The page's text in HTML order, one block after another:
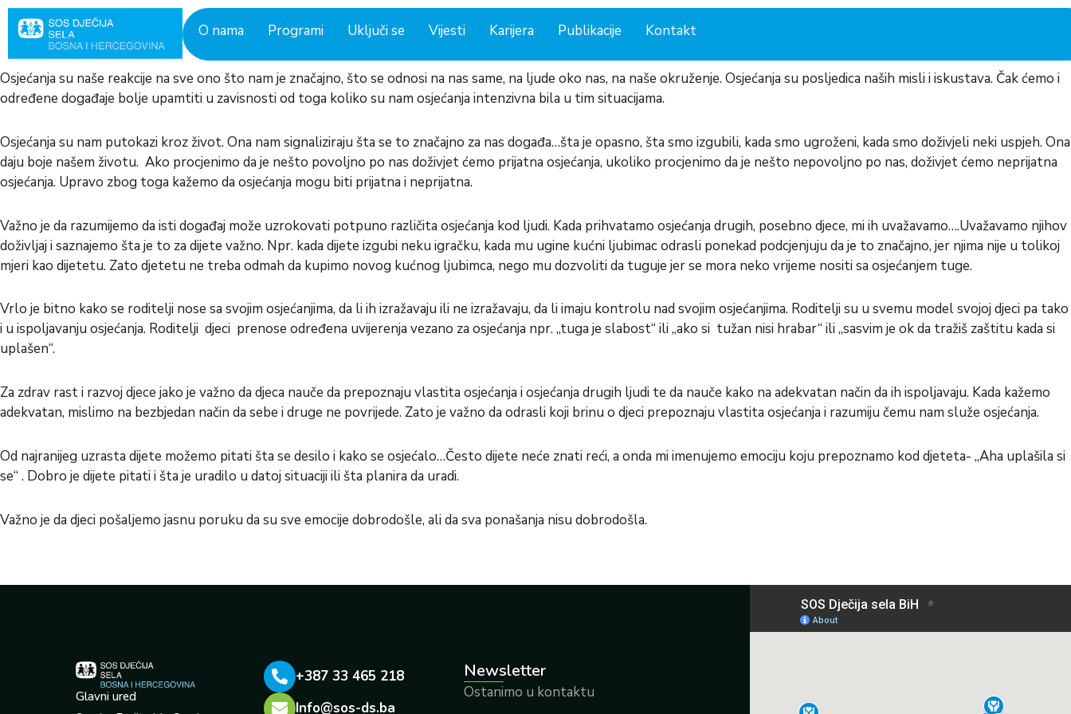
Skip
content
O nama Programi Uključi se Vijesti Karijera Publikacije Kontakt
Osjećanja su naše reakcije na sve ono što nam je značajno, što se odnosi na nas same, na ljude oko nas, na naše okruženje. Osjećanja su posljedica naših misli i iskustava. Čak ćemo i
određene događaje bolje upamtiti u zavisnosti od toga koliko su nam osjećanja intenzivna bila u tim situacijama.
Osjećanja su nam putokazi kroz život. Ona nam signaliziraju šta se to značajno za nas događa…šta je opasno, šta smo izgubili, kada smo ugroženi, kada smo doživjeli neki uspjeh. Ona
daju boje našem životu. Ako procjenimo da je nešto povoljno po nas doživjet ćemo prijatna osjećanja, ukoliko procjenimo da je nešto nepovoljno po nas, doživjet ćemo neprijatna
osjećanja. Upravo zbog toga kažemo da osjećanja mogu biti prijatna i neprijatna.
Važno je da razumijemo da isti događaj može uzrokovati potpuno različita osjećanja kod ljudi. Kada prihvatamo osjećanja drugih, posebno djece, mi ih uvažavamo….Uvažavamo njihov
doživljaj i saznajemo šta je to za dijete važno. Npr. kada dijete izgubi neku igračku, kada mu ugine kućni ljubimac odrasli ponekad podcjenjuju da je to značajno, jer njima nije u tolikoj
mjeri kao dijetetu. Zato djetetu ne treba odmah da kupimo novog kućnog ljubimca, nego mu dozvoliti da tuguje jer se mora neko vrijeme nositi sa osjećanjem tuge.
Vrlo je bitno kako se roditelji nose sa svojim osjećanjima, da li ih izražavaju ili ne izražavaju, da li imaju kontrolu nad svojim osjećanjima. Roditelji su u svemu model svojoj djeci pa tako
i u ispoljavanju osjećanja. Roditelji djeci prenose određena uvijerenja vezano za osjećanja npr. „tuga je slabost“ ili „ako si tužan nisi hrabar“ ili „sasvim je ok da tražiš zaštitu kada si
uplašen“.
Za zdrav rast i razvoj djece jako je važno da djeca nauče da prepoznaju vlastita osjećanja i osjećanja drugih ljudi te da nauče kako na adekvatan način da ih ispoljavaju. Kada kažemo
adekvatan, mislimo na bezbjedan način da sebe i druge ne povrijede. Zato je važno da odrasli koji brinu o djeci prepoznaju vlastita osjećanja i razumiju čemu nam služe osjećanja.
Od najranijeg uzrasta dijete možemo pitati šta se desilo i kako se osjećalo…Često dijete neće znati reći, a onda mi imenujemo emociju koju prepoznamo kod djeteta- „Aha uplašila si
se“ . Dobro je dijete pitati i šta je uradilo u datoj situaciji ili šta planira da uradi.
Važno je da djeci pošaljemo jasnu poruku da su sve emocije dobrodošle, ali da sva ponašanja nisu dobrodošla.
Glavni ured
+387 33 465 218
Info@sos-ds.ba
Newsletter
Ostanimo u kontaktu